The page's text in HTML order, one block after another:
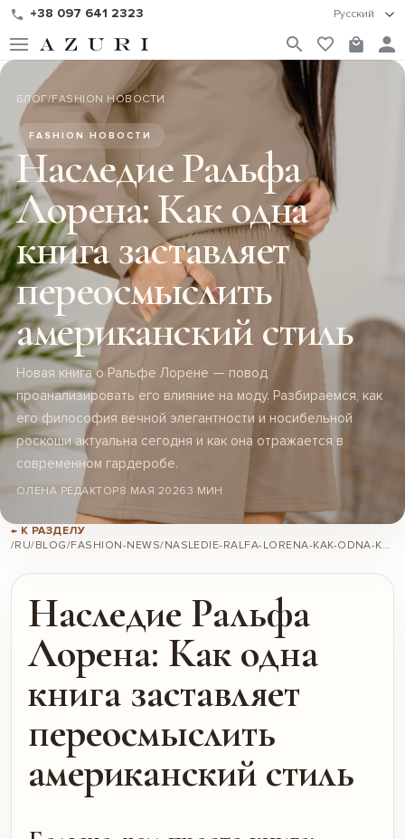
+38 097 641 2323 Русский
БЛОГ/FASHION НОВОСТИ
FASHION НОВОСТИ
Наследие Ральфа
Лорена: Как одна
книга заставляет
переосмыслить
американский стиль
Новая книга о Ральфе Лорене — повод
проанализировать его влияние на моду. Разбираемся, как
его философия вечной элегантности и носибельной
роскоши актуальна сегодня и как она отражается в
современном гардеробе.
ОЛЕНА РЕДАКТОР8 МАЯ 20263 МИН
← К РАЗДЕЛУ
/RU/BLOG/FASHION-NEWS/NASLEDIE-RALFA-LORENA-KAK-ODNA-KNIGA-ZASTAVLIAET-PEREOSMYSLIT-AMERIKANSKII-STIL/
Наследие Ральфа
Лорена: Как одна
книга заставляет
переосмыслить
американский стиль